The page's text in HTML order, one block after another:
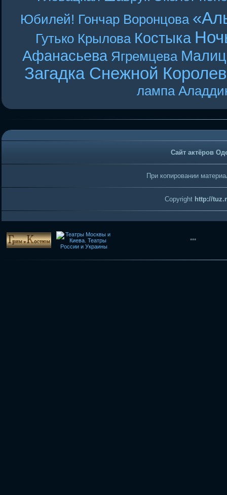
Юбилей! Гончар Воронцова
Гутько Крылова Костыка
Афанасьева Ягремцева
Загадка Снежной
лампа
Сайт актёров
При копировании
Copyright http://
***